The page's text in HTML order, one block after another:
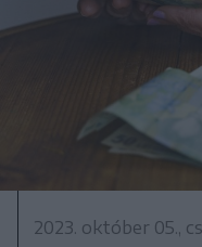
2023. október 05.,